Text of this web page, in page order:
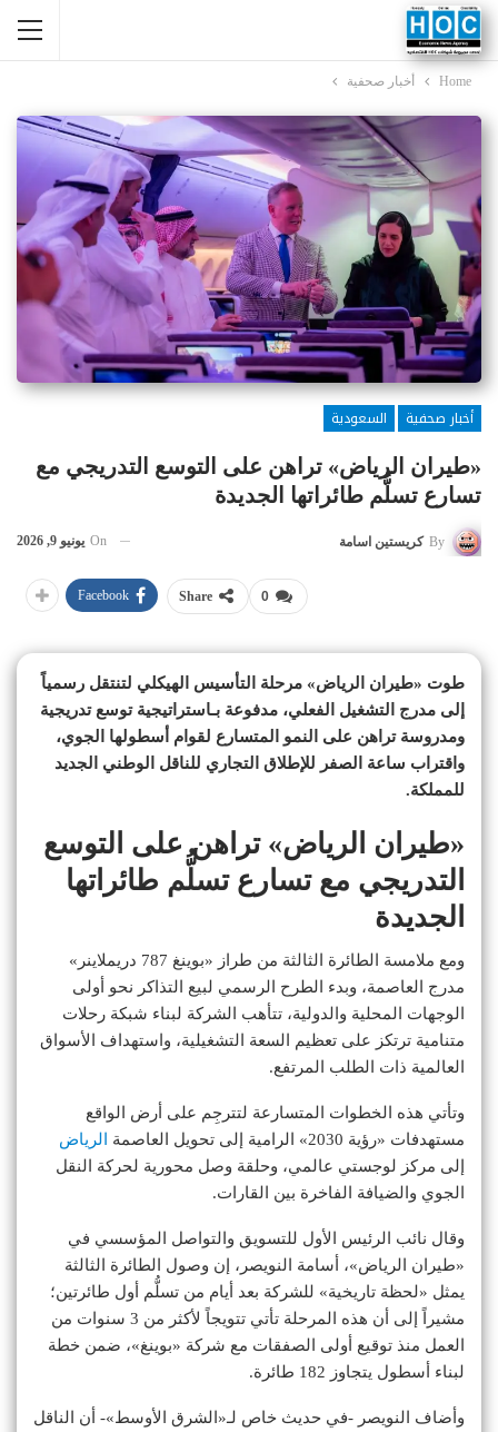
Home أخبار صحفية
أخبار صحفية
السعودية
«طيران الرياض» تراهن على التوسع التدريجي مع
تسارع تسلُّم طائراتها الجديدة
By كريستين اسامة On يونيو 9, 2026
0
Share
Facebook
طوت «طيران الرياض» مرحلة التأسيس الهيكلي لتنتقل رسمياً
إلى مدرج التشغيل الفعلي، مدفوعة بـاستراتيجية توسع تدريجية
ومدروسة تراهن على النمو المتسارع لقوام أسطولها الجوي،
واقتراب ساعة الصفر للإطلاق التجاري للناقل الوطني الجديد
للمملكة.
«طيران الرياض» تراهن على التوسع
التدريجي مع تسارع تسلُّم طائراتها
الجديدة
ومع ملامسة الطائرة الثالثة من طراز «بوينغ 787 دريملاينر»
مدرج العاصمة، وبدء الطرح الرسمي لبيع التذاكر نحو أولى
الوجهات المحلية والدولية، تتأهب الشركة لبناء شبكة رحلات
متنامية ترتكز على تعظيم السعة التشغيلية، واستهداف الأسواق
العالمية ذات الطلب المرتفع.
وتأتي هذه الخطوات المتسارعة لتترجِم على أرض الواقع
مستهدفات «رؤية 2030» الرامية إلى تحويل العاصمة
الرياض
إلى مركز لوجستي عالمي، وحلقة وصل محورية لحركة النقل
الجوي والضيافة الفاخرة بين القارات.
وقال نائب الرئيس الأول للتسويق والتواصل المؤسسي في
«طيران الرياض»، أسامة النويصر، إن وصول الطائرة الثالثة
يمثل «لحظة تاريخية» للشركة بعد أيام من تسلُّم أول طائرتين؛
مشيراً إلى أن هذه المرحلة تأتي تتويجاً لأكثر من 3 سنوات من
العمل منذ توقيع أولى الصفقات مع شركة «بوينغ»، ضمن خطة
لبناء أسطول يتجاوز 182 طائرة.
وأضاف النويصر -في حديث خاص لـ«الشرق الأوسط»- أن الناقل